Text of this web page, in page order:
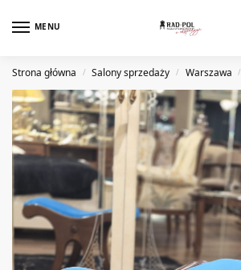
MENU
Strona główna / Salony sprzedaży / Warszawa /